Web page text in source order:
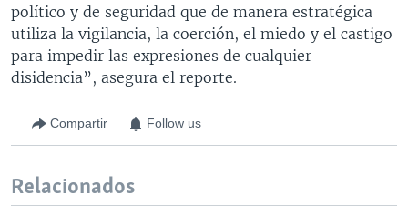
político y de seguridad que de manera estratégica
utiliza la vigilancia, la coerción, el miedo y el castigo
para impedir las expresiones de cualquier
disidencia”, asegura el reporte.
Compartir Follow us
Relacionados